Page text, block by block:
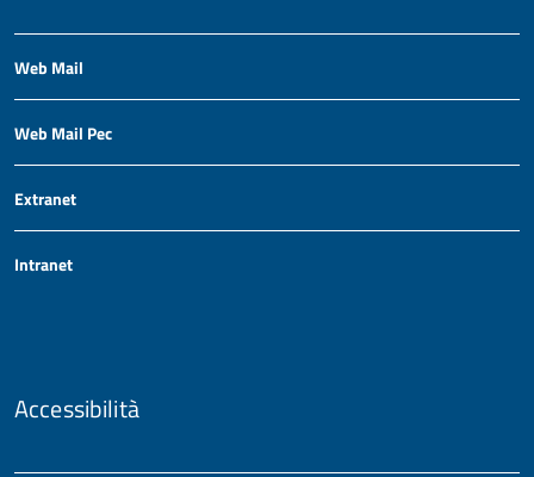
Web Mail
Web Mail Pec
Extranet
Intranet
Accessibilità